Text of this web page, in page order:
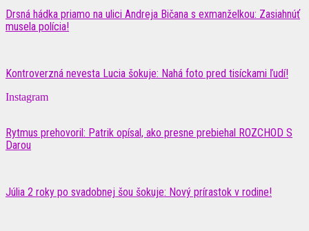
Drsná hádka priamo na ulici Andreja Bičana s exmanželkou: Zasiahnúť
musela polícia!
Kontroverzná nevesta Lucia šokuje: Nahá foto pred tisíckami ľudí!
Instagram
Rytmus prehovoril: Patrik opísal, ako presne prebiehal ROZCHOD S
Darou
Júlia 2 roky po svadobnej šou šokuje: Nový prírastok v rodine!